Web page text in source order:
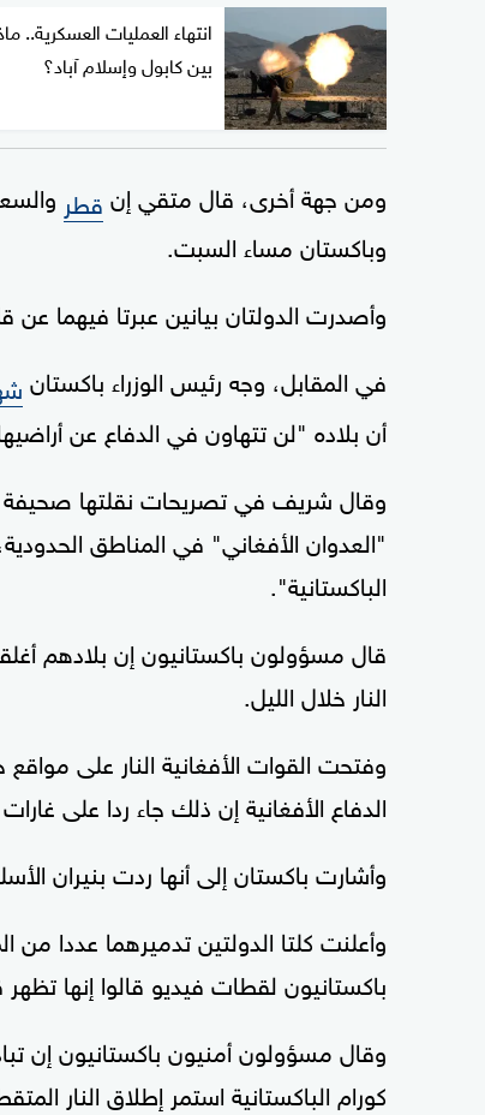
انتهاء العمليات العسكرية..
بين كابول وإسلام آباد؟
ومن جهة أخرى، قال متقي إن قطر
وباكستان مساء السبت.
وأصدرت الدولتان بيانين عبرتا فيهما عن
في المقابل، وجه رئيس الوزراء باكستان
أن بلاده "لن تتهاون في الدفاع عن
وقال شريف في تصريحات نقلتها صحيفة
"العدوان الأفغاني" في المناطق
الباكستانية".
قال مسؤولون باكستانيون إن بلادهم
النار خلال الليل.
وفتحت القوات الأفغانية النار على
الدفاع الأفغانية إن ذلك جاء ردا على
وأشارت باكستان إلى أنها ردت بنيران
وأعلنت كلتا الدولتين تدميرهما عددا
باكستانيون لقطات فيديو قالوا إنها
وقال مسؤولون أمنيون باكستانيون إن
كورام الباكستانية استمر إطلاق النار